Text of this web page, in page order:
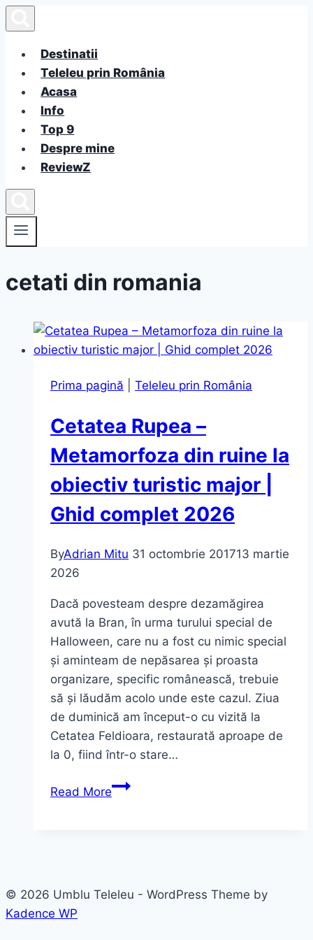
to
contentDestinatii
Teleleu prin România
Acasa
Info
Top 9
Despre mine
ReviewZ
cetati din romania
Prima pagină Teleleu prin România
Cetatea Rupea –
Metamorfoza din ruine la
obiectiv turistic major |
Ghid complet 2026
ByAdrian Mitu 31 octombrie 201713 martie
2026
Dacă povesteam despre dezamăgirea
avută la Bran, în urma turului special de
Halloween, care nu a fost cu nimic special
și aminteam de nepăsarea și proasta
organizare, specific românească, trebuie
să și lăudăm acolo unde este cazul. Ziua
de duminică am început-o cu vizită la
Cetatea Feldioara, restaurată aproape de
la 0, fiind într-o stare…
Read MoreCetatea
la
© 2026 Umblu Teleleu - WordPress Theme by
Kadence WP